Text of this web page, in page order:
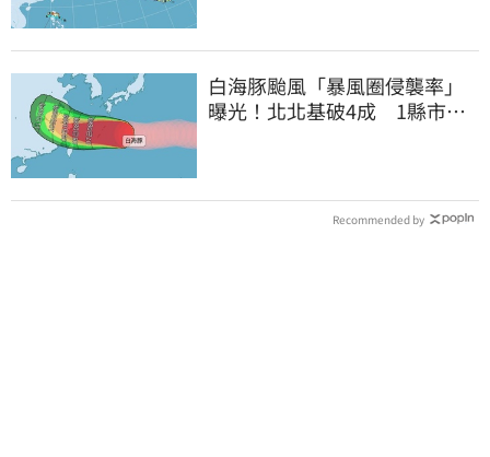
白海豚颱風「暴風圈侵襲率」
曝光！北北基破4成 1縣市高
Recommended by